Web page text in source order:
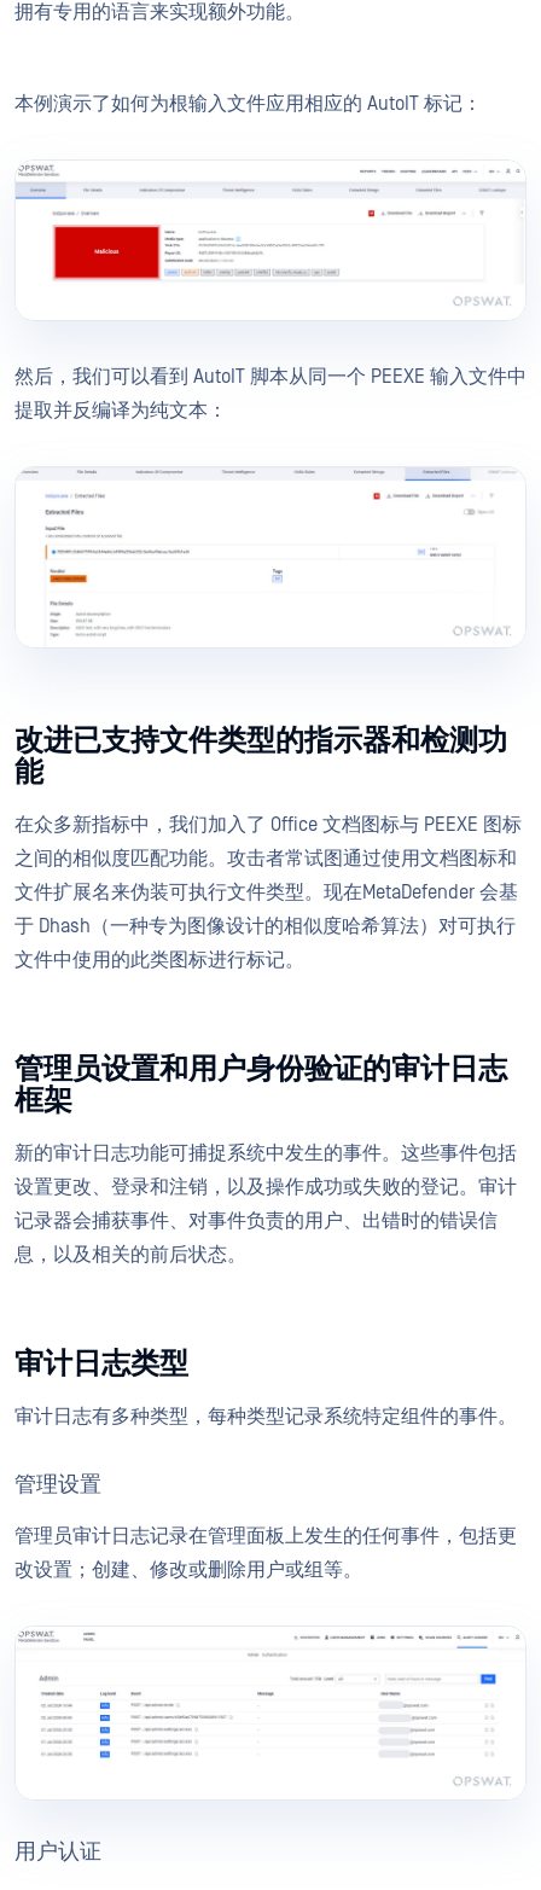
拥有专用的语言来实现额外功能。
本例演示了如何为根输入文件应用相应的 AutoIT 标记：
然后，我们可以看到 AutoIT 脚本从同一个 PEEXE 输入文件中
提取并反编译为纯文本：
改进已支持文件类型的指示器和检测功
能
在众多新指标中，我们加入了 Office 文档图标与 PEEXE 图标
之间的相似度匹配功能。攻击者常试图通过使用文档图标和
文件扩展名来伪装可执行文件类型。现在MetaDefender 会基
于 Dhash（一种专为图像设计的相似度哈希算法）对可执行
文件中使用的此类图标进行标记。
管理员设置和用户身份验证的审计日志
框架
新的审计日志功能可捕捉系统中发生的事件。这些事件包括
设置更改、登录和注销，以及操作成功或失败的登记。审计
记录器会捕获事件、对事件负责的用户、出错时的错误信
息，以及相关的前后状态。
审计日志类型
审计日志有多种类型，每种类型记录系统特定组件的事件。
管理设置
管理员审计日志记录在管理面板上发生的任何事件，包括更
改设置；创建、修改或删除用户或组等。
用户认证